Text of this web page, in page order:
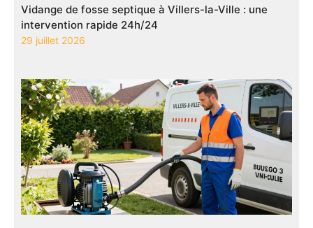
Vidange de fosse septique à Villers-la-Ville : une
intervention rapide 24h/24
29 juillet 2026